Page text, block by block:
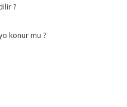
?
konur mu ?